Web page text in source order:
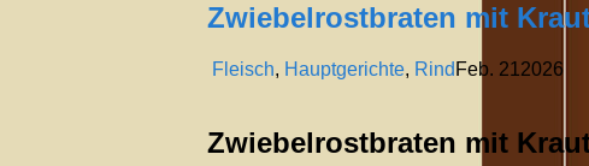
Zwiebelrostbraten mit
Fleisch, Hauptgerichte, Rind Feb. 21 2026
Zwiebelrostbraten mit